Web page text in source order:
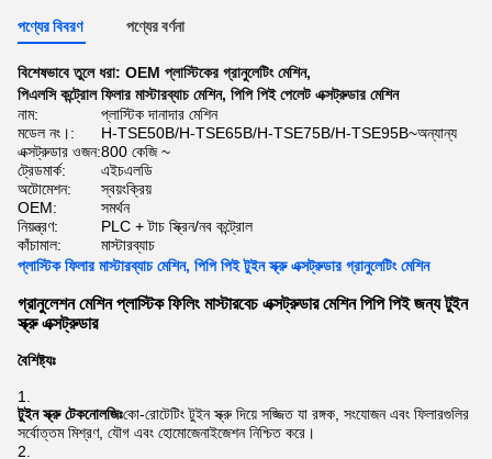
পণ্যের বিবরণ পণ্যের বর্ণনা
বিশেষভাবে তুলে ধরা: OEM প্লাস্টিকের গ্রানুলেটিং মেশিন,
পিএলসি কন্ট্রোল ফিলার মাস্টারব্যাচ মেশিন, পিপি পিই পেলেট এক্সট্রুডার মেশিন
নাম:
প্লাস্টিক দানাদার মেশিন
মডেল নং।:
H-TSE50B/H-TSE65B/H-TSE75B/H-TSE95B~অন্যান্য
এক্সট্রুডার ওজন:800 কেজি ~
ট্রেডমার্ক:
এইচএলডি
অটোমেশন:
স্বয়ংক্রিয়
OEM:
সমর্থন
নিয়ন্ত্রণ:
PLC + টাচ স্ক্রিন/নব কন্ট্রোল
কাঁচামাল:
মাস্টারব্যাচ
প্লাস্টিক ফিলার মাস্টারব্যাচ মেশিন, পিপি পিই টুইন স্ক্রু এক্সট্রুডার গ্রানুলেটিং মেশিন
গ্রানুলেশন মেশিন প্লাস্টিক ফিলিং মাস্টারবেচ এক্সট্রুডার মেশিন পিপি পিই জন্য টুইন
স্ক্রু এক্সট্রুডার
বৈশিষ্ট্যঃ
টুইন স্ক্রু টেকনোলজিঃকো-রোটেটিং টুইন স্ক্রু দিয়ে সজ্জিত যা রঙ্গক, সংযোজন এবং ফিলারগুলির
সর্বোত্তম মিশ্রণ, যৌগ এবং হোমোজেনাইজেশন নিশ্চিত করে।